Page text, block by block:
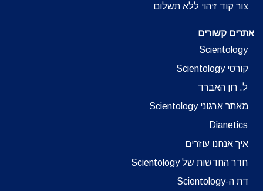
צור קוד זיהוי ללא תשלום
אתרים קשורים
Scientology
קורסי Scientology
ל. רון האברד
מאתר ארגוני Scientology
Dianetics
איך אנחנו עוזרים
חדר החדשות של Scientology
דת ה-Scientology